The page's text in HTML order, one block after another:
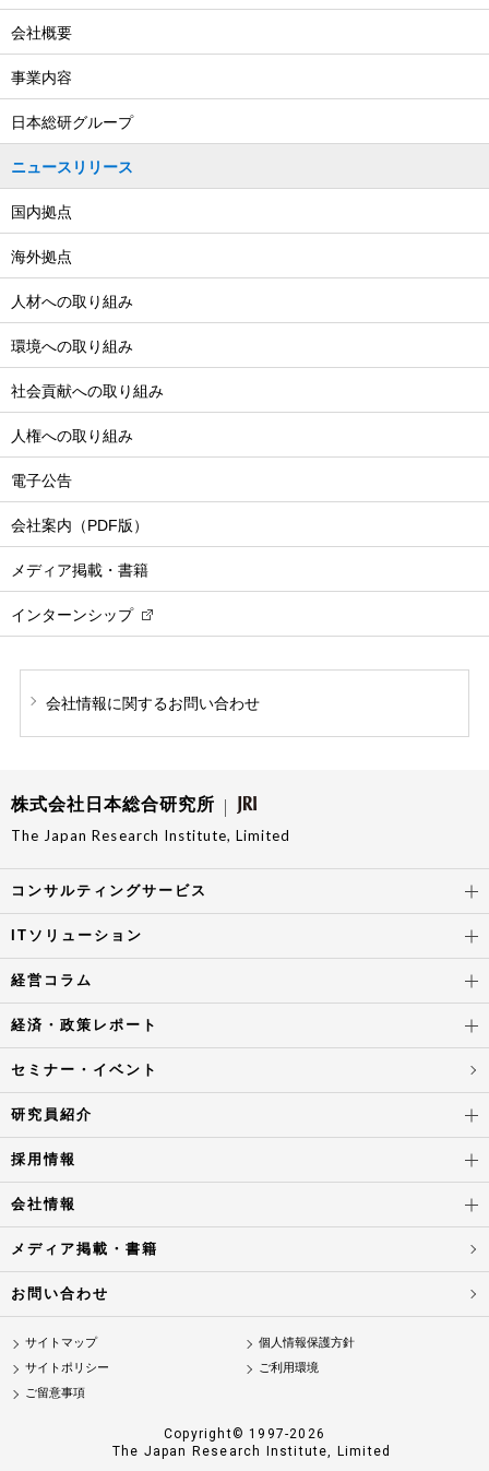
会社概要
事業内容
日本総研グループ
ニュースリリース
国内拠点
海外拠点
人材への取り組み
環境への取り組み
社会貢献への取り組み
人権への取り組み
電子公告
会社案内（PDF版）
メディア掲載・書籍
インターンシップ
会社情報に関するお問い合わせ
株式会社日本総合研究所
The Japan Research Institute, Limited
コンサルティングサービス
ITソリューション
経営コラム
経済・政策レポート
セミナー・イベント
研究員紹介
採用情報
会社情報
メディア掲載・書籍
お問い合わせ
サイトマップ
個人情報保護方針
サイトポリシー
ご利用環境
ご留意事項
Copyright© 1997-2026
The Japan Research Institute, Limited